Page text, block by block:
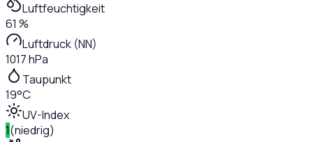
Luftfeuchtigkeit
61 %
Luftdruck (NN)
1017 hPa
Taupunkt
19°C
UV-Index
1(niedrig)